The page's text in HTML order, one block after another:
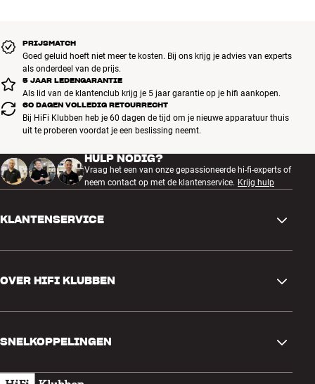
PRIJSMATCH
Goed geluid hoeft niet meer te kosten. Bij ons krijg je advies van experts
als onderdeel van de prijs.
5 JAAR LEDENGARANTIE
Als lid van de klantenclub krijg je 5 jaar garantie op je hifi aankopen.
60 DAGEN VOLLEDIG RETOURRECHT
Bij HiFi Klubben heb je 60 dagen de tijd om je nieuwe apparatuur thuis
uit te proberen voordat je een beslissing neemt.
HULP NODIG?
Vraag het een van onze gepassioneerde hi-fi-experts of
neem contact op met de klantenservice. Krijg hulp
KLANTENSERVICE
Ruilen en retourneren
Bestelling herroepen
OVER HIFI KLUBBEN
Klantenclub
SNELKOPPELINGEN